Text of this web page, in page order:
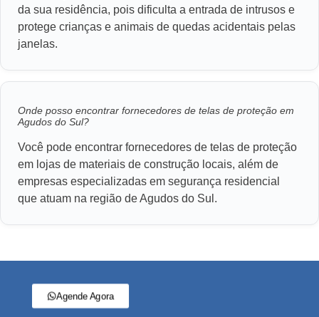
da sua residência, pois dificulta a entrada de intrusos e
protege crianças e animais de quedas acidentais pelas
janelas.
Onde posso encontrar fornecedores de telas de proteção em
Agudos do Sul?
Você pode encontrar fornecedores de telas de proteção
em lojas de materiais de construção locais, além de
empresas especializadas em segurança residencial
que atuam na região de Agudos do Sul.
Agende Agora